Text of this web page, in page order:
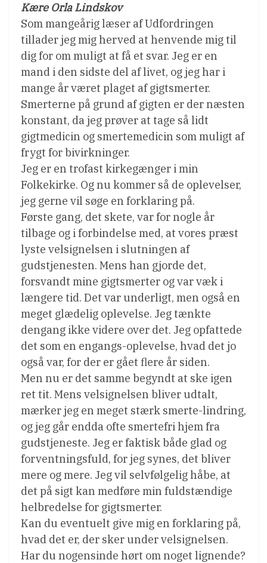
Kære Orla Lindskov
Som mangeårig læser af Udfordringen
tillader jeg mig herved at henvende mig til
dig for om muligt at få et svar. Jeg er en
mand i den sidste del af livet, og jeg har i
mange år været plaget af gigtsmerter.
Smerterne på grund af gigten er der næsten
konstant, da jeg prøver at tage så lidt
gigtmedicin og smertemedicin som muligt af
frygt for bivirkninger.
Jeg er en trofast kirkegænger i min
Folkekirke. Og nu kommer så de oplevelser,
jeg gerne vil søge en forklaring på.
Første gang, det skete, var for nogle år
tilbage og i forbindelse med, at vores præst
lyste velsignelsen i slutningen af
gudstjenesten. Mens han gjorde det,
forsvandt mine gigtsmerter og var væk i
længere tid. Det var underligt, men også en
meget glædelig oplevelse. Jeg tænkte
dengang ikke videre over det. Jeg opfattede
det som en engangs-oplevelse, hvad det jo
også var, for der er gået flere år siden.
Men nu er det samme begyndt at ske igen
ret tit. Mens velsignelsen bliver udtalt,
mærker jeg en meget stærk smerte-lindring,
og jeg går endda ofte smertefri hjem fra
gudstjeneste. Jeg er faktisk både glad og
forventningsfuld, for jeg synes, det bliver
mere og mere. Jeg vil selvfølgelig håbe, at
det på sigt kan medføre min fuldstændige
helbredelse for gigtsmerter.
Kan du eventuelt give mig en forklaring på,
hvad det er, der sker under velsignelsen.
Har du nogensinde hørt om noget lignende?